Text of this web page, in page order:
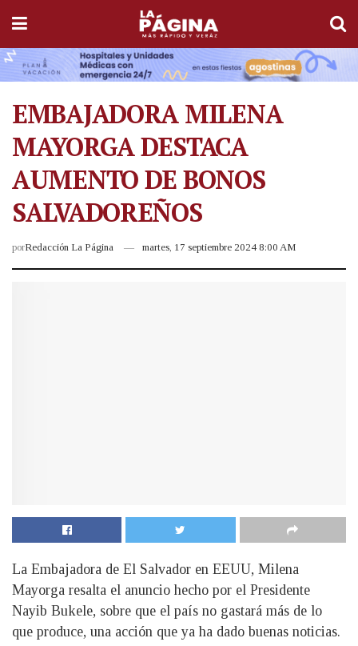
EMBAJADORA MILENA
MAYORGA DESTACA
AUMENTO DE BONOS
SALVADOREÑOS
porRedacción La Página martes, 17 septiembre 2024 8:00 AM
La Embajadora de El Salvador en EEUU, Milena
Mayorga resalta el anuncio hecho por el Presidente
Nayib Bukele, sobre que el país no gastará más de lo
que produce, una acción que ya ha dado buenas noticias.